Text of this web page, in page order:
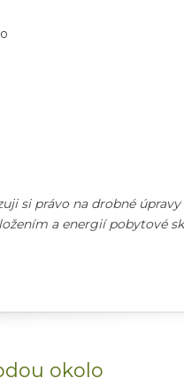
si právo na drobné
a energií pobytové
okolo